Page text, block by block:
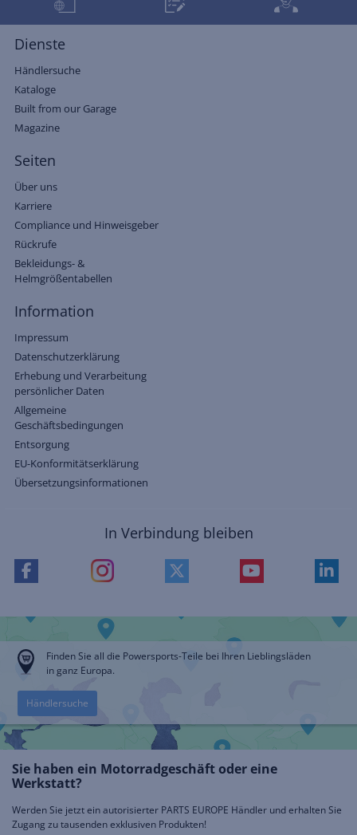
Dienste
Händlersuche
Kataloge
Built from our Garage
Magazine
Seiten
Über uns
Karriere
Compliance und Hinweisgeber
Rückrufe
Bekleidungs- &
Helmgrößentabellen
Information
Impressum
Datenschutzerklärung
Erhebung und Verarbeitung
persönlicher Daten
Allgemeine
Geschäftsbedingungen
Entsorgung
EU-Konformitätserklärung
Übersetzungsinformationen
In Verbindung bleiben
Finden Sie all die Powersports-Teile bei Ihren Lieblingsläden
in ganz Europa.
Händlersuche
Sie haben ein Motorradgeschäft oder eine
Werkstatt?
Werden Sie jetzt ein autorisierter PARTS EUROPE Händler und erhalten Sie
Zugang zu tausenden exklusiven Produkten!